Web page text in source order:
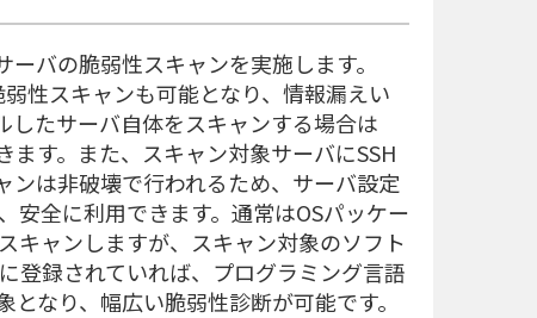
バの脆弱性スキャンを実施します。
性スキャンも可能となり、情報漏えい
したサーバ自体をスキャンする場合は
す。また、スキャン対象サーバにSSH
ンは非破壊で行われるため、サーバ設定
安全に利用できます。通常はOSパッケー
キャンしますが、スキャン対象のソフト
録されていれば、プログラミング言語
なり、幅広い脆弱性診断が可能です。